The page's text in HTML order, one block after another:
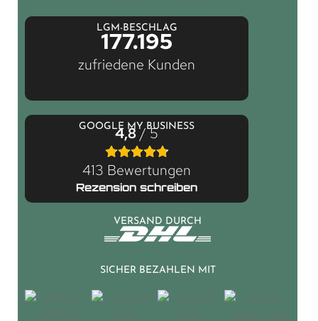
LGM-BESCHLAG
177.195
zufriedene Kunden
GOOGLE MY BUSINESS
4,8/ 5
413 Bewertungen
Rezension schreiben
VERSAND DURCH
SICHER BEZAHLEN MIT